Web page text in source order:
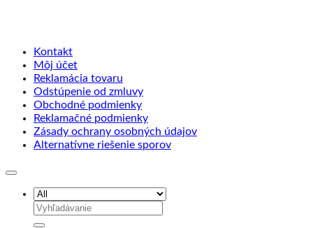
Kontakt
Môj účet
Reklamácia tovaru
Odstúpenie od zmluvy
Obchodné podmienky
Reklamačné podmienky
Zásady ochrany osobných údajov
Alternatívne riešenie sporov
Hľadať: